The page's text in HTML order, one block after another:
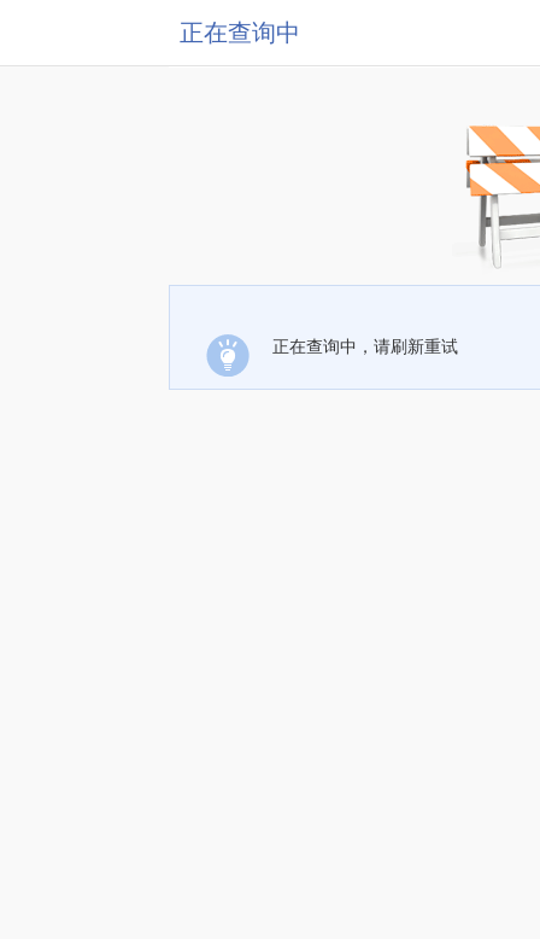
正在查询中
正在查询中，请刷新重试